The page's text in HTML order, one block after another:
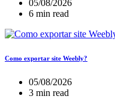
05/08/2026
6 min read
Como exportar site Weebly?
05/08/2026
3 min read